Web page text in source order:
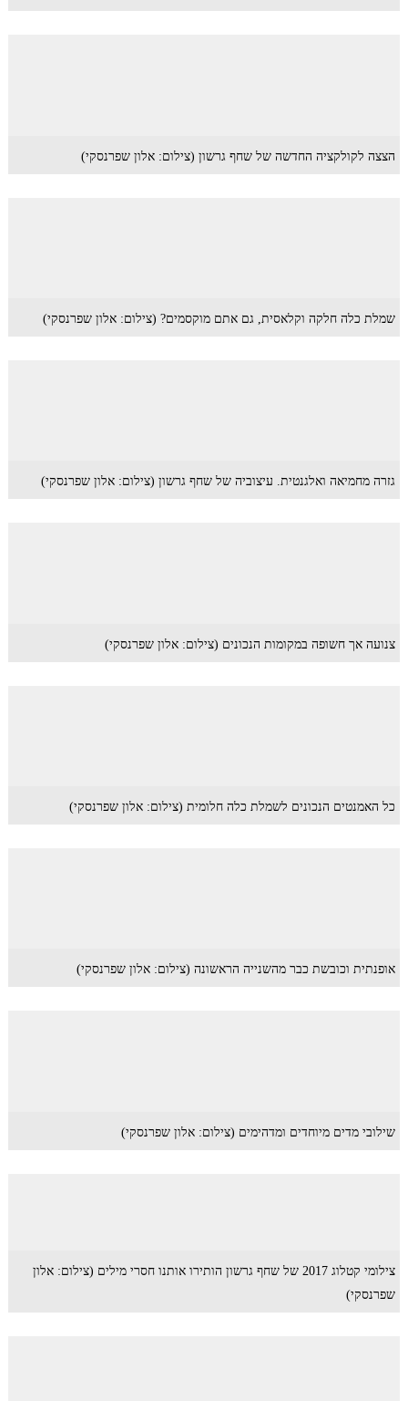
הצצה לקולקציה החדשה של שחף גרשון (צילום: אלון שפרנסקי)
שמלת כלה חלקה וקלאסית, גם אתם מוקסמים? (צילום: אלון שפרנסקי)
גזרה מחמיאה ואלגנטית. עיצוביה של שחף גרשון (צילום: אלון שפרנסקי)
צנועה אך חשופה במקומות הנכונים (צילום: אלון שפרנסקי)
כל האמנטים הנכונים לשמלת כלה חלומית (צילום: אלון שפרנסקי)
אופנתית וכובשת כבר מהשנייה הראשונה (צילום: אלון שפרנסקי)
שילובי מדים מיוחדים ומדהימים (צילום: אלון שפרנסקי)
צילומי קטלוג 2017 של שחף גרשון הותירו אותנו חסרי מילים (צילום: אלון
שפרנסקי)